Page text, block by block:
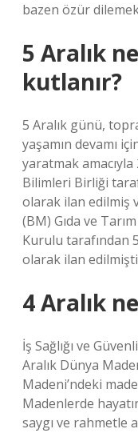
bazen özür
5 Aralık
kutlanır?
5 Aralık günü,
yaşamın devamı
yaratmak amacıyla
Bilimleri Birliği
olarak ilan edilmiş
(BM) Gıda ve
Kurulu tarafından
olarak ilan
4 Aralık
İş Sağlığı ve
Aralık Dünya
Madeni’ndeki
Madenlerde
saygı ve rahmetle